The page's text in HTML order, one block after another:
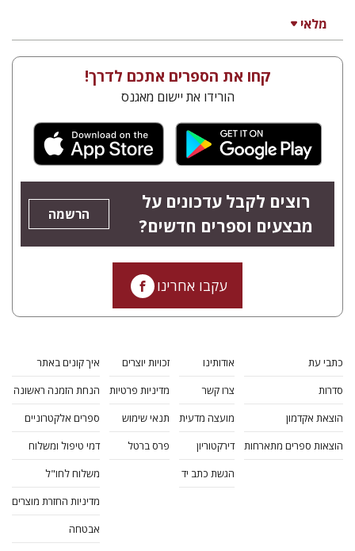
מלאי
קחו את הספרים אתכם לדרך!
הורידו את יישום מאגנס
רוצים לקבל עדכונים על
מבצעים וספרים חדשים?
הרשמה
עקבו אחרינו
כתבי עת
סדרות
הוצאת אקדמון
הוצאות ספרים מתארחות
אודותינו
צרו קשר
מועצה מדעית
דירקטוריון
הגשת כתב יד
זכויות יוצרים
מדיניות פרטיות
תנאי שימוש
פרס ברטל
איך קונים באתר
הנחת הזמנה ראשונה
ספרים אלקטרוניים
דמי טיפול ומשלוח
משלוח לחו"ל
מדיניות החזרת מוצרים
אבטחה